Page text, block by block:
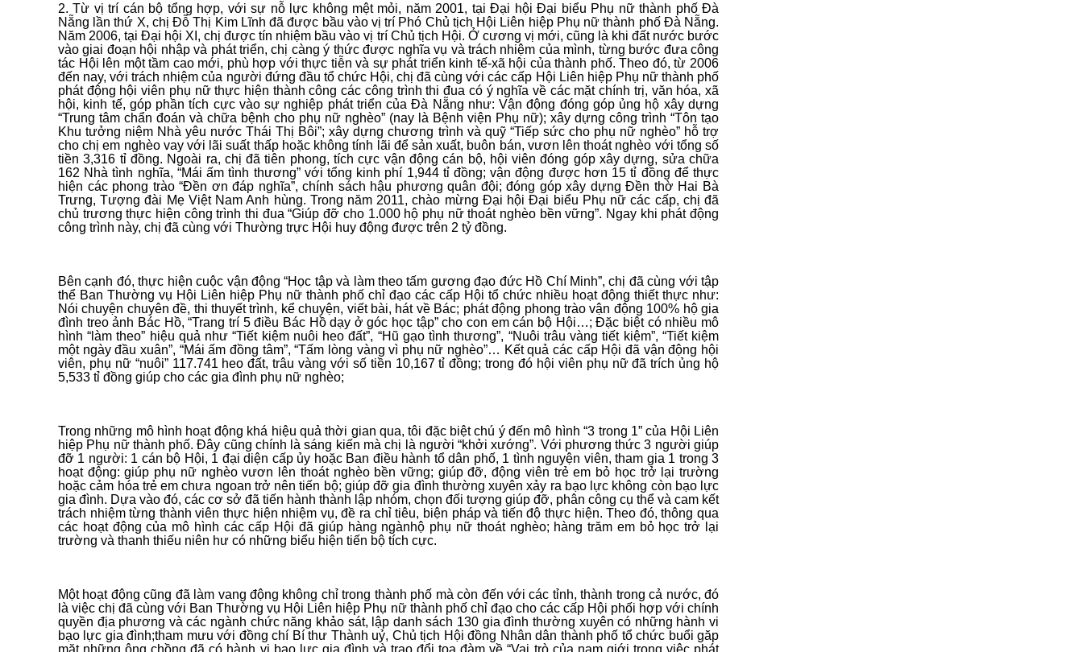
2. Từ vị trí cán bộ tổng hợp, với sự nỗ lực không mệt mỏi, năm 2001, tại Đại hội Đại biểu Phụ nữ thành phố Đà
Nẵng lần thứ X, chị Đỗ Thị Kim Lĩnh đã được bầu vào vị trí Phó Chủ tịch Hội Liên hiệp Phụ nữ thành phố Đà Nẵng.
Năm 2006, tại Đại hội XI, chị được tín nhiệm bầu vào vị trí Chủ tịch Hội. Ở cương vị mới, cũng là khi đất nước bước
vào giai đoạn hội nhập và phát triển, chị càng ý thức được nghĩa vụ và trách nhiệm của mình, từng bước đưa công
tác Hội lên một tầm cao mới, phù hợp với thực tiễn và sự phát triển kinh tế-xã hội của thành phố. Theo đó, từ 2006
đến nay, với trách nhiệm của người đứng đầu tổ chức Hội, chị đã cùng với các cấp Hội Liên hiệp Phụ nữ thành phố
phát động hội viên phụ nữ thực hiện thành công các công trình thi đua có ý nghĩa về các mặt chính trị, văn hóa, xã
hội, kinh tế, góp phần tích cực vào sự nghiệp phát triển của Đà Nẵng như: Vận động đóng góp ủng hộ xây dựng
“Trung tâm chẩn đoán và chữa bệnh cho phụ nữ nghèo” (nay là Bệnh viện Phụ nữ); xây dựng công trình “Tôn tạo
Khu tưởng niệm Nhà yêu nước Thái Thị Bôi”; xây dựng chương trình và quỹ “Tiếp sức cho phụ nữ nghèo” hỗ trợ
cho chị em nghèo vay với lãi suất thấp hoặc không tính lãi để sản xuất, buôn bán, vươn lên thoát nghèo với tổng số
tiền 3,316 tỉ đồng. Ngoài ra, chị đã tiên phong, tích cực vận động cán bộ, hội viên đóng góp xây dựng, sửa chữa
162 Nhà tình nghĩa, “Mái ấm tình thương” với tổng kinh phí 1,944 tỉ đồng; vận động được hơn 15 tỉ đồng để thực
hiện các phong trào “Đền ơn đáp nghĩa”, chính sách hậu phương quân đội; đóng góp xây dựng Đền thờ Hai Bà
Trưng, Tượng đài Mẹ Việt Nam Anh hùng. Trong năm 2011, chào mừng Đại hội Đại biểu Phụ nữ các cấp, chị đã
chủ trương thực hiện công trình thi đua “Giúp đỡ cho 1.000 hộ phụ nữ thoát nghèo bền vững”. Ngay khi phát động
công trình này, chị đã cùng với Thường trực Hội huy động được trên 2 tỷ đồng.
Bên cạnh đó, thực hiện cuộc vận động “Học tập và làm theo tấm gương đạo đức Hồ Chí Minh”, chị đã cùng với tập
thể Ban Thường vụ Hội Liên hiệp Phụ nữ thành phố chỉ đạo các cấp Hội tổ chức nhiều hoạt động thiết thực như:
Nói chuyện chuyên đề, thi thuyết trình, kể chuyện, viết bài, hát về Bác; phát động phong trào vận động 100% hộ gia
đình treo ảnh Bác Hồ, “Trang trí 5 điều Bác Hồ dạy ở góc học tập” cho con em cán bộ Hội…; Đặc biệt có nhiều mô
hình “làm theo” hiệu quả như “Tiết kiệm nuôi heo đất”, “Hũ gạo tình thương”, “Nuôi trâu vàng tiết kiệm”, “Tiết kiệm
một ngày đầu xuân”, “Mái ấm đồng tâm”, “Tấm lòng vàng vì phụ nữ nghèo”… Kết quả các cấp Hội đã vận động hội
viên, phụ nữ “nuôi” 117.741 heo đất, trâu vàng với số tiền 10,167 tỉ đồng; trong đó hội viên phụ nữ đã trích ủng hộ
5,533 tỉ đồng giúp cho các gia đình phụ nữ nghèo;
Trong những mô hình hoạt động khá hiệu quả thời gian qua, tôi đặc biệt chú ý đến mô hình “3 trong 1” của Hội Liên
hiệp Phụ nữ thành phố. Đây cũng chính là sáng kiến mà chị là người “khởi xướng”. Với phương thức 3 người giúp
đỡ 1 người: 1 cán bộ Hội, 1 đại diện cấp ủy hoặc Ban điều hành tổ dân phố, 1 tình nguyện viên, tham gia 1 trong 3
hoạt động: giúp phụ nữ nghèo vươn lên thoát nghèo bền vững; giúp đỡ, động viên trẻ em bỏ học trở lại trường
hoặc cảm hóa trẻ em chưa ngoan trở nên tiến bộ; giúp đỡ gia đình thường xuyên xảy ra bạo lực không còn bạo lực
gia đình. Dựa vào đó, các cơ sở đã tiến hành thành lập nhóm, chọn đối tượng giúp đỡ, phân công cụ thể và cam kết
trách nhiệm từng thành viên thực hiện nhiệm vụ, đề ra chỉ tiêu, biện pháp và tiến độ thực hiện. Theo đó, thông qua
các hoạt động của mô hình các cấp Hội đã giúp hàng ngànhộ phụ nữ thoát nghèo; hàng trăm em bỏ học trở lại
trường và thanh thiếu niên hư có những biểu hiện tiến bộ tích cực.
Một hoạt động cũng đã làm vang động không chỉ trong thành phố mà còn đến với các tỉnh, thành trong cả nước, đó
là việc chị đã cùng với Ban Thường vụ Hội Liên hiệp Phụ nữ thành phố chỉ đạo cho các cấp Hội phối hợp với chính
quyền địa phương và các ngành chức năng khảo sát, lập danh sách 130 gia đình thường xuyên có những hành vi
bạo lực gia đình;tham mưu với đồng chí Bí thư Thành uỷ, Chủ tịch Hội đồng Nhân dân thành phố tổ chức buổi găp
mặt những ông chồng đã có hành vi bạo lực gia đình và trao đổi tọa đàm về “Vai trò của nam giới trong việc phát